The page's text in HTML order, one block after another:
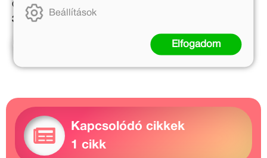
Online ár:
3 279 Ft
Kosárba
Kapcsolódó cikkek
1 cikk
Beállítások
Elfogadom